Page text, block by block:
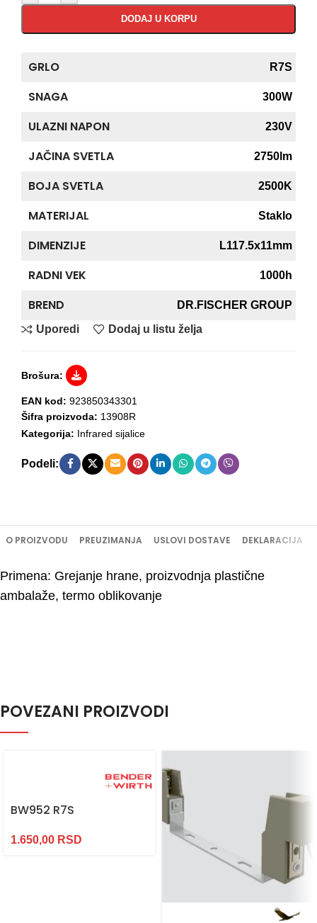
DODAJ U KORPU
GRLO R7S
SNAGA 300W
ULAZNI NAPON 230V
JAČINA SVETLA 2750lm
BOJA SVETLA 2500K
MATERIJAL Staklo
DIMENZIJE L117.5x11mm
RADNI VEK 1000h
BREND
DR.FISCHER GROUP
Uporedi
Dodaj u listu želja
Brošura:
EAN kod: 923850343301
Šifra proizvoda: 13908R
Kategorija: Infrared sijalice
Podeli:
O PROIZVODU PREUZIMANJA USLOVI DOSTAVE DEKLARACIJA
Primena: Grejanje hrane, proizvodnja plastične
ambalaže, termo oblikovanje
POVEZANI PROIZVODI
BW952 R7S
1.650,00 RSD